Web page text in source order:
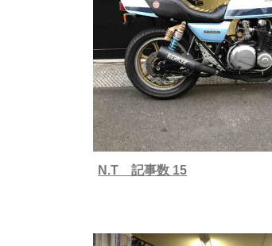
N.T 記事数 15